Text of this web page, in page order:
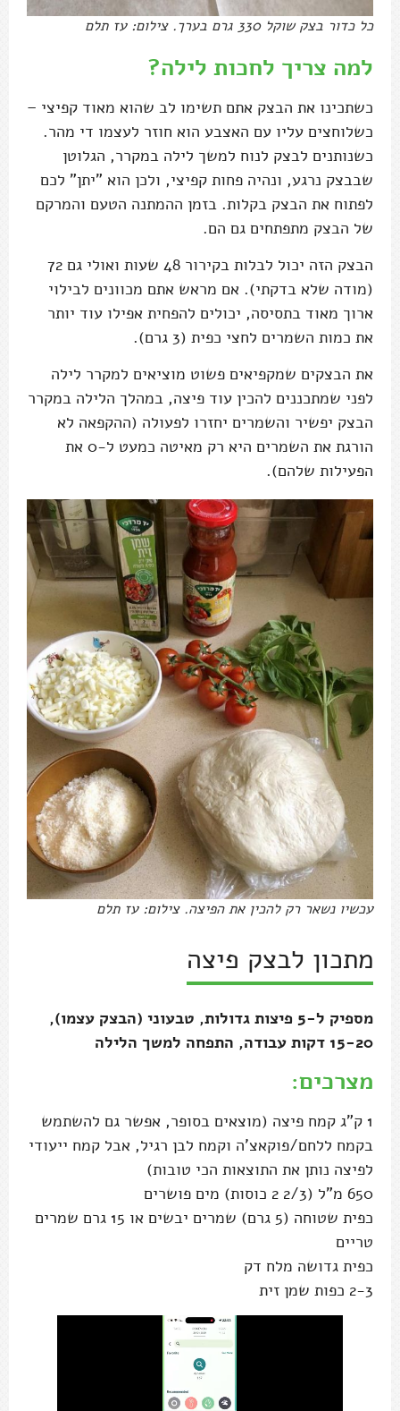
כל כדור בצק שוקל 330 גרם בערך. צילום: עז תלם
למה צריך לחכות לילה?
כשתכינו את הבצק אתם תשימו לב שהוא מאוד קפיצי –
כשלוחצים עליו עם האצבע הוא חוזר לעצמו די מהר.
כשנותנים לבצק לנוח למשך לילה במקרר, הגלוטן
שבבצק נרגע, ונהיה פחות קפיצי, ולכן הוא "יתן" לכם
לפתוח את הבצק בקלות. בזמן ההמתנה הטעם והמרקם
של הבצק מתפתחים גם הם.
הבצק הזה יכול לבלות בקירור 48 שעות ואולי גם 72
(מודה שלא בדקתי). אם מראש אתם מכוונים לבילוי
ארוך מאוד בתסיסה, יכולים להפחית אפילו עוד יותר
את כמות השמרים לחצי כפית (3 גרם).
את הבצקים שמקפיאים פשוט מוציאים למקרר לילה
לפני שמתכננים להכין עוד פיצה, במהלך הלילה במקרר
הבצק יפשיר והשמרים יחזרו לפעולה (ההקפאה לא
הורגת את השמרים היא רק מאיטה כמעט ל-0 את
הפעילות שלהם).
עכשיו נשאר רק להכין את הפיצה. צילום: עז תלם
מתכון לבצק פיצה
מספיק ל-5 פיצות גדולות, טבעוני (הבצק עצמו),
15-20 דקות עבודה, התפחה למשך הלילה
מצרכים:
1 ק"ג קמח פיצה (מוצאים בסופר, אפשר גם להשתמש
בקמח ללחם/פוקאצ'ה וקמח לבן רגיל, אבל קמח ייעודי
לפיצה נותן את התוצאות הכי טובות)
650 מ"ל (2/3 2 כוסות) מים פושרים
כפית שטוחה (5 גרם) שמרים יבשים או 15 גרם שמרים
טריים
כפית גדושה מלח דק
2-3 כפות שמן זית